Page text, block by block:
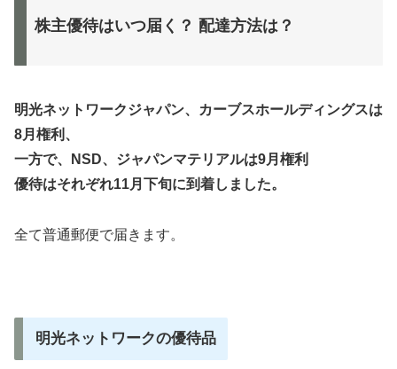
株主優待はいつ届く？ 配達方法は？
明光ネットワークジャパン、カーブスホールディングスは
8月権利、
一方で、NSD、ジャパンマテリアルは9月権利
優待はそれぞれ11月下旬に到着しました。
全て普通郵便で届きます。
明光ネットワークの優待品